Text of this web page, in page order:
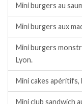
Mini burgers au
Mini burgers aux
Mini burgers
Lyon.
Mini cakes apéritifs,
Mini club sandwich